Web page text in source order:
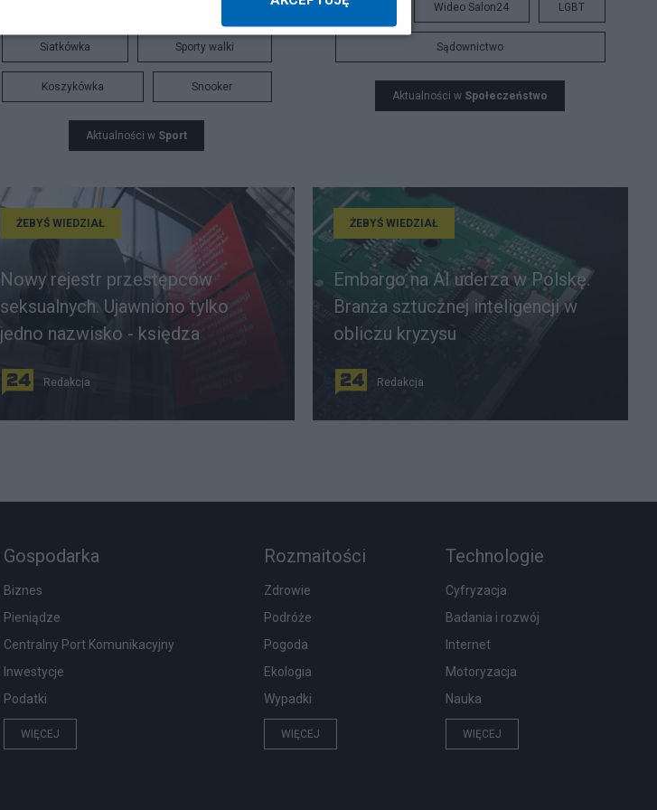
Siatkówka Sporty walki
Koszykówka Snooker
Aktualności w Sport
Wideo Salon24 LGBT
Sądownictwo
Aktualności w Społeczeństwo
ŻEBYŚ WIEDZIAŁ
Nowy rejestr przestępców
seksualnych. Ujawniono tylko
jedno nazwisko - księdza
Redakcja
ŻEBYŚ WIEDZIAŁ
Embargo na AI uderza w Polskę.
Branża sztucznej inteligencji w
obliczu kryzysu
Redakcja
Gospodarka
Biznes
Pieniądze
Centralny Port Komunikacyjny
Inwestycje
Podatki
WIĘCEJ
Rozmaitości
Zdrowie
Podróże
Pogoda
Ekologia
Wypadki
WIĘCEJ
Technologie
Cyfryzacja
Badania i rozwój
Internet
Motoryzacja
Nauka
WIĘCEJ